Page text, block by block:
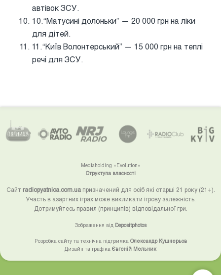
автівок ЗСУ.
10.“Матусині долоньки” — 20 000 грн на ліки
для дітей.
11.“Київ Волонтерський” — 15 000 грн на теплі
речі для ЗСУ.
Mediaholding «Evolution»
Структупа власності
Сайт radiopyatnica.com.uaпризначений для осіб які старші 21 року (21+).
Участь в азартних іграх може викликати ігрову залежність.
Дотримуйтесь правил (принципів) відповідальної гри.
Зображення від Depositphotos
Розробка сайту та технічна підтримка Олександр Кушнерьов
Дизайн та графіка Євгеній Мельник